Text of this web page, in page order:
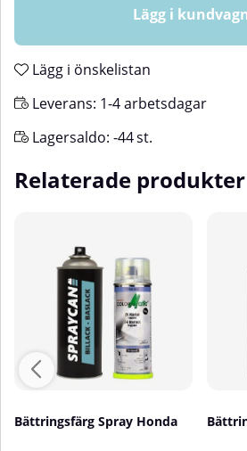
Lägg i
Lägg i önskelistan
Leverans: 1-4 arbetsdagar
Lagersaldo: -44st.
Relaterade produkter
Bättringsfärg Spray Honda